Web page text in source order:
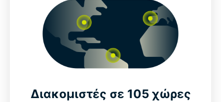
Διακομιστές σε 105 χώρες